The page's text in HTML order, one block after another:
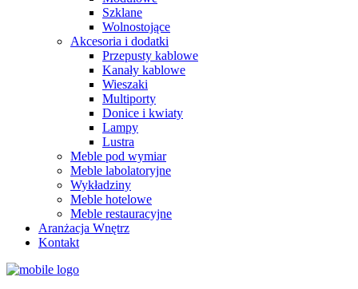
Szklane
Wolnostojące
Akcesoria i dodatki
Przepusty kablowe
Kanały kablowe
Wieszaki
Multiporty
Donice i kwiaty
Lampy
Lustra
Meble pod wymiar
Meble labolatoryjne
Wykładziny
Meble hotelowe
Meble restauracyjne
Aranżacja Wnętrz
Kontakt